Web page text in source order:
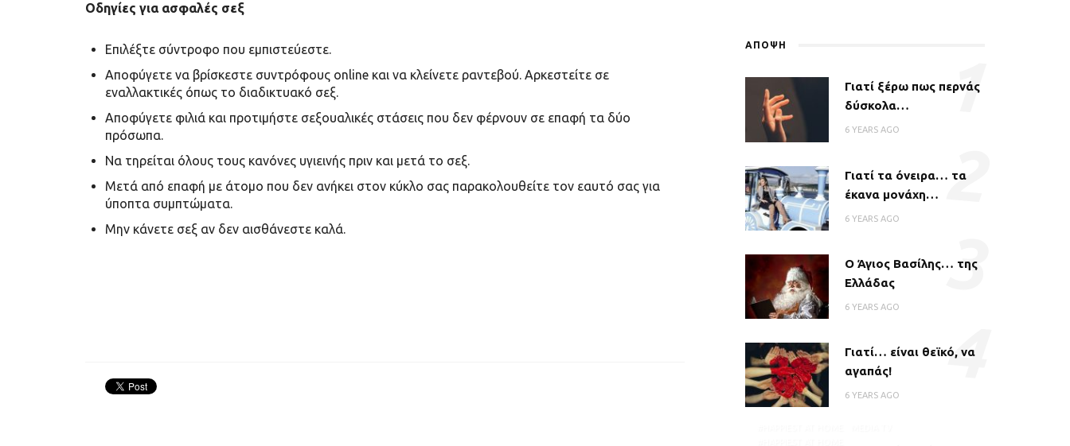
Οδηγίες για ασφαλές σεξ
Επιλέξτε σύντροφο που εμπιστεύεστε.
Αποφύγετε να βρίσκεστε συντρόφους online και να κλείνετε ραντεβού. Αρκεστείτε σε
εναλλακτικές όπως το διαδικτυακό σεξ.
Αποφύγετε φιλιά και προτιμήστε σεξουαλικές στάσεις που δεν φέρνουν σε επαφή τα δύο
πρόσωπα.
Να τηρείται όλους τους κανόνες υγιεινής πριν και μετά το σεξ.
Μετά από επαφή με άτομο που δεν ανήκει στον κύκλο σας παρακολουθείτε τον εαυτό σας για
ύποπτα συμπτώματα.
Μην κάνετε σεξ αν δεν αισθάνεστε καλά.
ΑΠΟΨΗ
Γιατί ξέρω πως περνάς
δύσκολα…
6 YEARS AGO
1
Γιατί τα όνειρα… τα
έκανα μονάχη…
6 YEARS AGO
2
Ο Άγιος Βασίλης… της
Ελλάδας
6 YEARS AGO
3
Γιατί… είναι θεϊκό, να
αγαπάς!
6 YEARS AGO
4